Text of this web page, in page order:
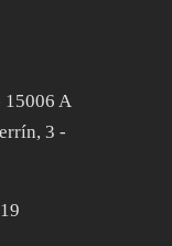
15006 A
3 -